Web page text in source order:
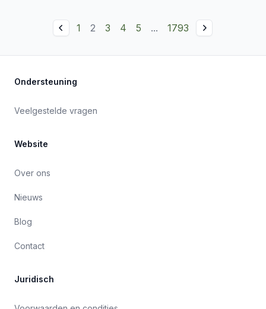
1 2 3 4 5 ... 1793
Ondersteuning
Veelgestelde vragen
Website
Over ons
Nieuws
Blog
Contact
Juridisch